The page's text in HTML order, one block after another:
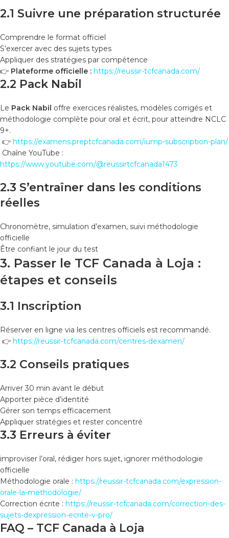
2.1 Suivre une préparation structurée
Comprendre le format officiel
S’exercer avec des sujets types
Appliquer des stratégies par compétence
👉 Plateforme officielle : https://reussir-tcfcanada.com/
2.2 Pack Nabil
Le Pack Nabil offre exercices réalistes, modèles corrigés et
méthodologie complète pour oral et écrit, pour atteindre NCLC
9+.
👉 https://examens.preptcfcanada.com/iump-subscription-plan/
Chaîne YouTube :
https://www.youtube.com/@reussirtcfcanada1473
2.3 S’entraîner dans les conditions
réelles
Chronomètre, simulation d’examen, suivi méthodologie
officielle
Être confiant le jour du test
3. Passer le TCF Canada à Loja :
étapes et conseils
3.1 Inscription
Réserver en ligne via les centres officiels est recommandé.
👉 https://reussir-tcfcanada.com/centres-dexamen/
3.2 Conseils pratiques
Arriver 30 min avant le début
Apporter pièce d’identité
Gérer son temps efficacement
Appliquer stratégies et rester concentré
3.3 Erreurs à éviter
improviser l’oral, rédiger hors sujet, ignorer méthodologie
officielle
Méthodologie orale : https://reussir-tcfcanada.com/expression-
orale-la-methodologie/
Correction écrite : https://reussir-tcfcanada.com/correction-des-
sujets-dexpression-ecrite-v-pro/
FAQ – TCF Canada à Loja